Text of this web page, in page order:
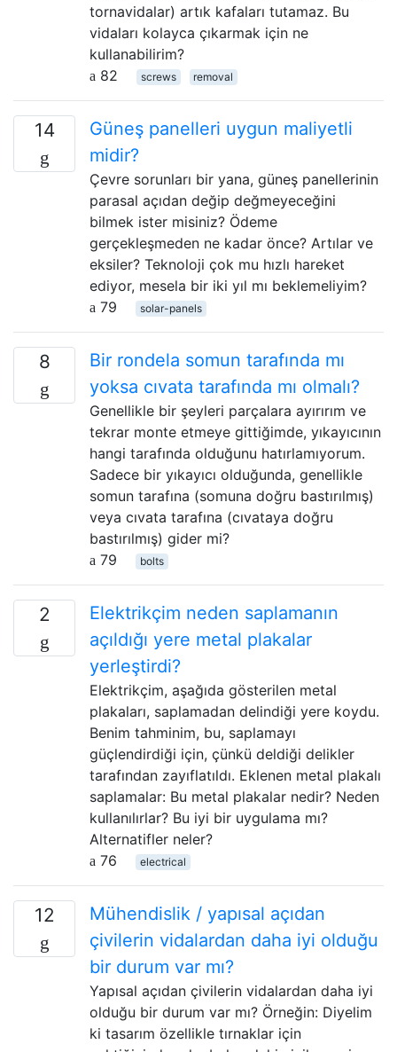
tornavidalar) artık kafaları tutamaz. Bu
vidaları kolayca çıkarmak için ne
kullanabilirim?
82
screws removal
14
Güneş panelleri uygun maliyetli
midir?
Çevre sorunları bir yana, güneş panellerinin
parasal açıdan değip değmeyeceğini
bilmek ister misiniz? Ödeme
gerçekleşmeden ne kadar önce? Artılar ve
eksiler? Teknoloji çok mu hızlı hareket
ediyor, mesela bir iki yıl mı beklemeliyim?
79
solar-panels
8
Bir rondela somun tarafında mı
yoksa cıvata tarafında mı olmalı?
Genellikle bir şeyleri parçalara ayırırım ve
tekrar monte etmeye gittiğimde, yıkayıcının
hangi tarafında olduğunu hatırlamıyorum.
Sadece bir yıkayıcı olduğunda, genellikle
somun tarafına (somuna doğru bastırılmış)
veya cıvata tarafına (cıvataya doğru
bastırılmış) gider mi?
79
bolts
2
Elektrikçim neden saplamanın
açıldığı yere metal plakalar
yerleştirdi?
Elektrikçim, aşağıda gösterilen metal
plakaları, saplamadan delindiği yere koydu.
Benim tahminim, bu, saplamayı
güçlendirdiği için, çünkü deldiği delikler
tarafından zayıflatıldı. Eklenen metal plakalı
saplamalar: Bu metal plakalar nedir? Neden
kullanılırlar? Bu iyi bir uygulama mı?
Alternatifler neler?
76
electrical
12
Mühendislik / yapısal açıdan
çivilerin vidalardan daha iyi olduğu
bir durum var mı?
Yapısal açıdan çivilerin vidalardan daha iyi
olduğu bir durum var mı? Örneğin: Diyelim
ki tasarım özellikle tırnaklar için